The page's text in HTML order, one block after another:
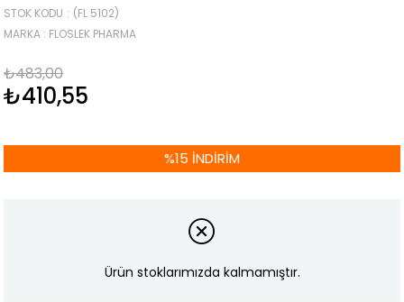
STOK KODU
(FL 5102)
MARKA : FLOSLEK PHARMA
₺483,00
₺410,55
%15 İNDIRIM
Ürün stoklarımızda kalmamıştır.